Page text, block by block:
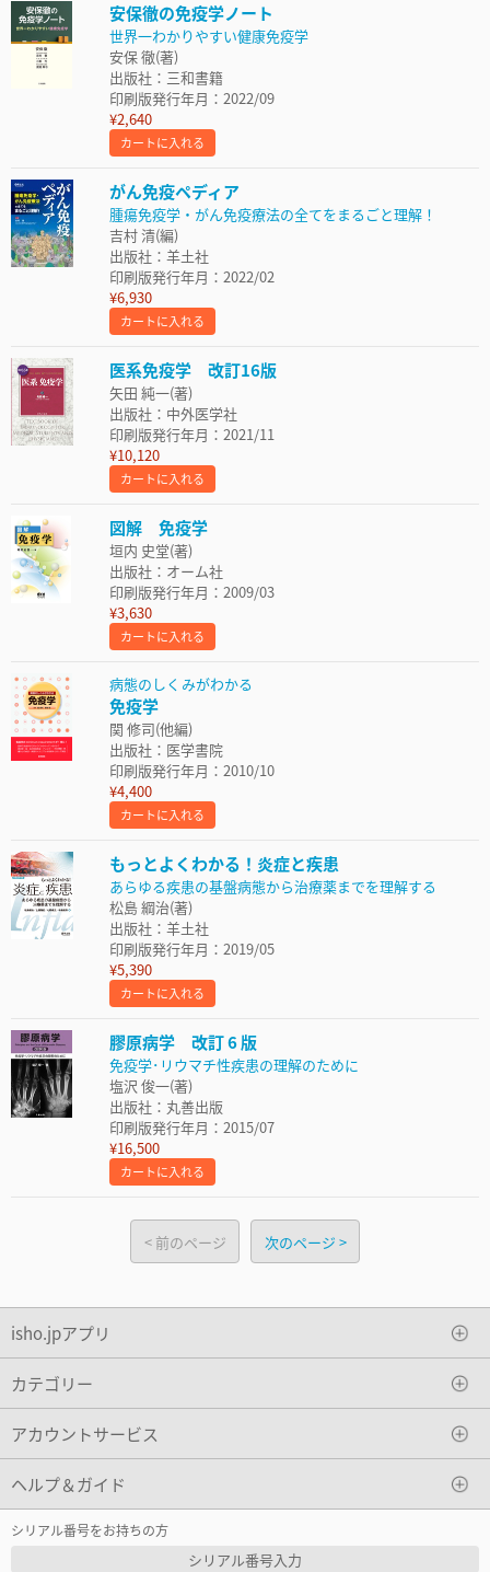
安保徹の免疫学ノート
世界一わかりやすい健康免疫学
安保 徹(著)
出版社：三和書籍
印刷版発行年月：2022/09
¥2,640
カートに入れる
がん免疫ペディア
腫瘍免疫学・がん免疫療法の全てをまるごと理解！
吉村 清(編)
出版社：羊土社
印刷版発行年月：2022/02
¥6,930
カートに入れる
医系免疫学 改訂16版
矢田 純一(著)
出版社：中外医学社
印刷版発行年月：2021/11
¥10,120
カートに入れる
図解 免疫学
垣内 史堂(著)
出版社：オーム社
印刷版発行年月：2009/03
¥3,630
カートに入れる
病態のしくみがわかる
免疫学
関 修司(他編)
出版社：医学書院
印刷版発行年月：2010/10
¥4,400
カートに入れる
もっとよくわかる！炎症と疾患
あらゆる疾患の基盤病態から治療薬までを理解する
松島 綱治(著)
出版社：羊土社
印刷版発行年月：2019/05
¥5,390
カートに入れる
膠原病学 改訂 6 版
免疫学･リウマチ性疾患の理解のために
塩沢 俊一(著)
出版社：丸善出版
印刷版発行年月：2015/07
¥16,500
カートに入れる
前のページ 次のページ
isho.jpアプリ
カテゴリー
アカウントサービス
ヘルプ＆ガイド
シリアル番号をお持ちの方
シリアル番号入力